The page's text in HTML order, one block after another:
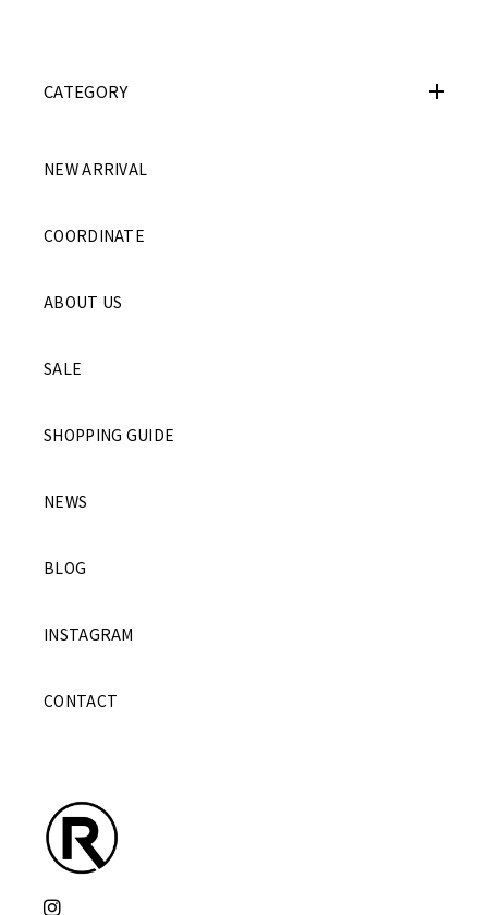
CATEGORY
NEW ARRIVAL
COORDINATE
ABOUT US
SALE
SHOPPING GUIDE
NEWS
BLOG
INSTAGRAM
CONTACT